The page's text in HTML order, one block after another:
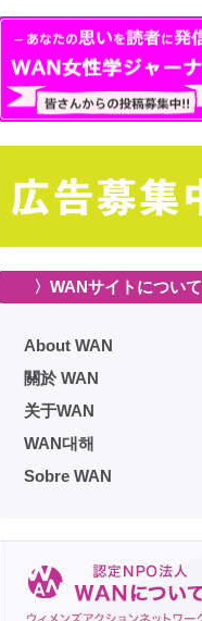
〉WANサイトについて
About WAN
關於 WAN
关于WAN
WAN대해
Sobre WAN